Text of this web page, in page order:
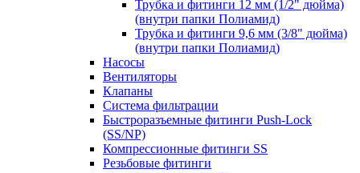
Трубка и фитинги 12 мм (1/2" дюйма)
(внутри папки Полиамид)
Трубка и фитинги 9,6 мм (3/8" дюйма)
(внутри папки Полиамид)
Насосы
Вентиляторы
Клапаны
Система фильтрации
Быстроразъемные фитинги Push-Lock
(SS/NP)
Компрессионные фитинги SS
Резьбовые фитинги